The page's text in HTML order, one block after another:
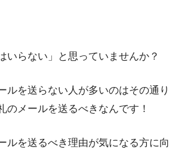
いらない」と思っていませんか？
ルを送らない人が多いのはその通り
メールを送るべきなんです！
ルを送るべき理由が気になる方に向